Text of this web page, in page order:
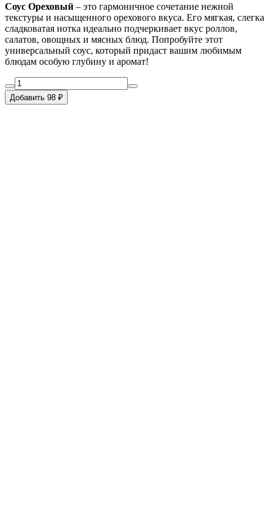
Соус Ореховый – это гармоничное сочетание нежной
текстуры и насыщенного орехового вкуса. Его мягкая, слегка
сладковатая нотка идеально подчеркивает вкус роллов,
салатов, овощных и мясных блюд. Попробуйте этот
универсальный соус, который придаст вашим любимым
блюдам особую глубину и аромат!
Добавить 98 ₽